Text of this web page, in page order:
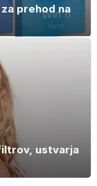
prehod na
ustvarja